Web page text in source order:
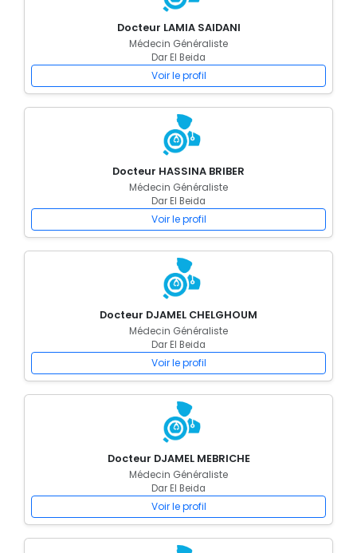
Docteur LAMIA SAIDANI
Médecin Généraliste
Dar El Beida
Voir le profil
Docteur HASSINA BRIBER
Médecin Généraliste
Dar El Beida
Voir le profil
Docteur DJAMEL CHELGHOUM
Médecin Généraliste
Dar El Beida
Voir le profil
Docteur DJAMEL MEBRICHE
Médecin Généraliste
Dar El Beida
Voir le profil